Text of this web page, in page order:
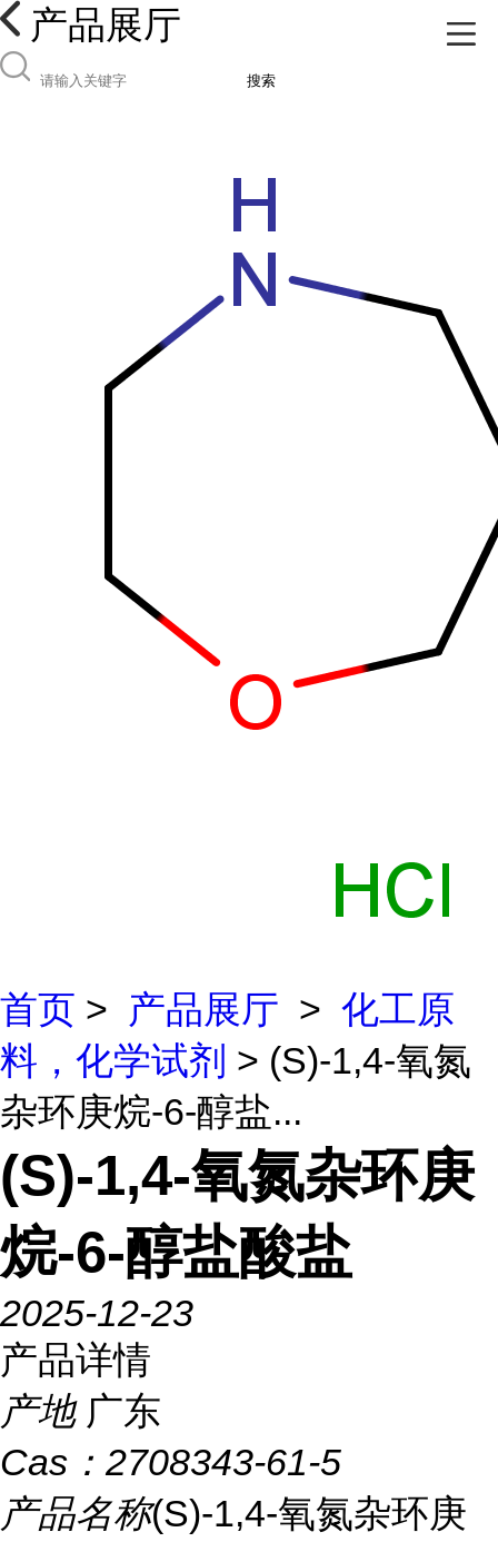
产品展厅
搜索
首页 > 产品展厅 > 化工原
料，化学试剂 > (S)-1,4-氧氮
杂环庚烷-6-醇盐...
(S)-1,4-氧氮杂环庚
烷-6-醇盐酸盐
2025-12-23
产品详情
产地 广东
Cas： 2708343-61-5
产品名称(S)-1,4-氧氮杂环庚